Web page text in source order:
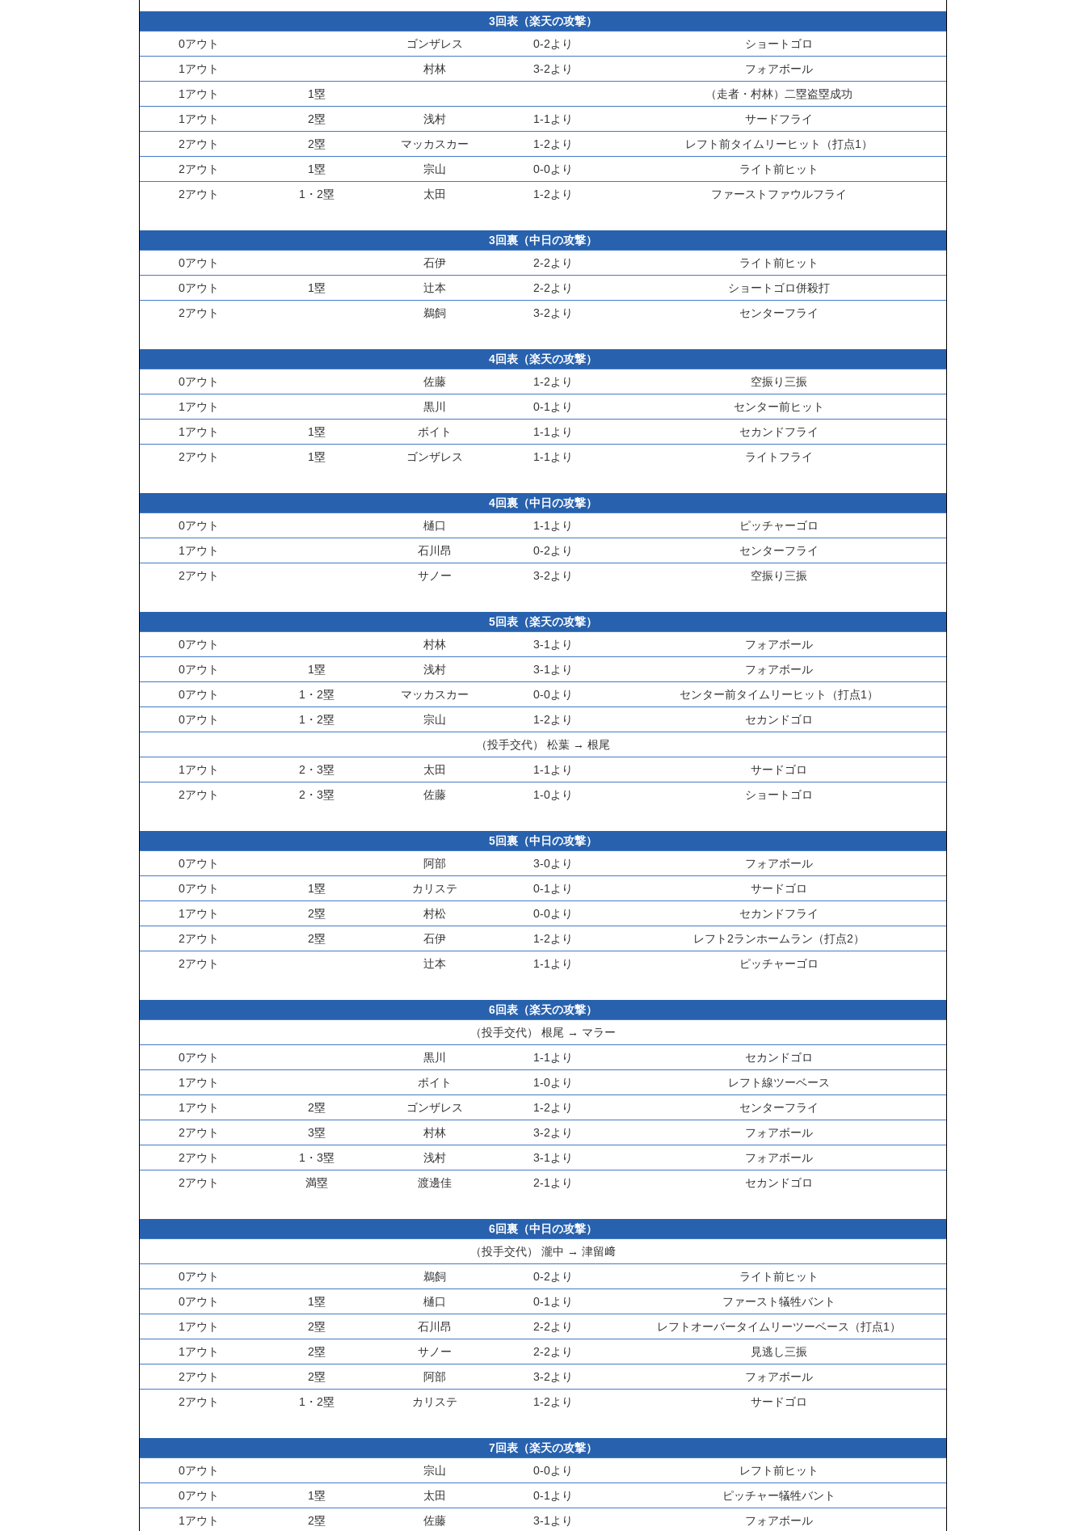
3回表（楽天の攻撃）
0アウト
ゴンザレス 0-2より
ショートゴロ
1アウト
村林 3-2より
フォアボール
1アウト
1塁 （走者・ 村林）二塁盗塁成功
1アウト
2塁 浅村 1-1より
サードフライ
2アウト
2塁 マッカスカー 1-2より
レフト前タイムリーヒット（打点1）
2アウト
1塁 宗山 0-0より
ライト前ヒット
2アウト
1・2塁 太田 1-2より ファーストファウルフライ
3回裏（中日の攻撃）
0アウト
石伊 2-2より
ライト前ヒット
0アウト
1塁 辻本 2-2より
ショートゴロ併殺打
2アウト
鵜飼 3-2より センターフライ
4回表（楽天の攻撃）
0アウト
佐藤 1-2より
空振り三振
1アウト
黒川 0-1より
センター前ヒット
1アウト
1塁 ボイト 1-1より
セカンドフライ
2アウト
1塁 ゴンザレス 1-1より ライトフライ
4回裏（中日の攻撃）
0アウト
樋口 1-1より
ピッチャーゴロ
1アウト
石川昂 0-2より
センターフライ
2アウト
サノー 3-2より 空振り三振
5回表（楽天の攻撃）
0アウト
村林 3-1より
フォアボール
0アウト
1塁 浅村 3-1より
フォアボール
0アウト
1・2塁 マッカスカー 0-0より
センター前タイムリーヒット（打点1）
0アウト
1・2塁 宗山 1-2より
セカンドゴロ
（投手交代） 松葉 → 根尾
1アウト
2・3塁 太田 1-1より
サードゴロ
2アウト
2・3塁 佐藤 1-0より ショートゴロ
5回裏（中日の攻撃）
0アウト
阿部 3-0より
フォアボール
0アウト
1塁 カリステ 0-1より
サードゴロ
1アウト
2塁 村松 0-0より
セカンドフライ
2アウト
2塁 石伊 1-2より
レフト2ランホームラン（打点2）
2アウト
辻本 1-1より ピッチャーゴロ
6回表（楽天の攻撃）
（投手交代） 根尾 → マラー
0アウト
黒川 1-1より
セカンドゴロ
1アウト
ボイト 1-0より
レフト線ツーベース
1アウト
2塁 ゴンザレス 1-2より
センターフライ
2アウト
3塁 村林 3-2より
フォアボール
2アウト
1・3塁 浅村 3-1より
フォアボール
2アウト
満塁 渡邊佳 2-1より セカンドゴロ
6回裏（中日の攻撃）
（投手交代） 瀧中 → 津留﨑
0アウト
鵜飼 0-2より
ライト前ヒット
0アウト
1塁 樋口 0-1より
ファースト犠牲バント
1アウト
2塁 石川昂 2-2より
レフトオーバータイムリーツーベース（打点1）
1アウト
2塁 サノー 2-2より
見逃し三振
2アウト
2塁 阿部 3-2より
フォアボール
2アウト
1・2塁 カリステ 1-2より サードゴロ
7回表（楽天の攻撃）
0アウト
宗山 0-0より
レフト前ヒット
0アウト
1塁 太田 0-1より
ピッチャー犠牲バント
1アウト
2塁 佐藤 3-1より フォアボール